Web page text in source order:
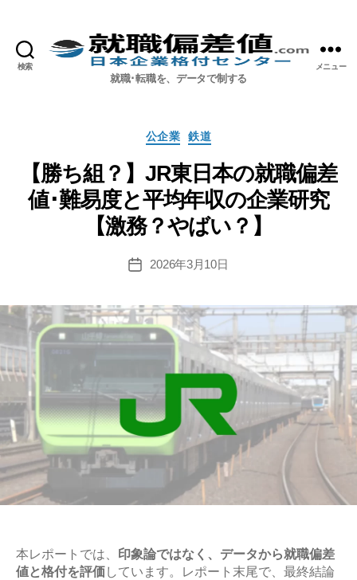
検索 就職偏差値.com【公式】
就職･転職を、データで制する
メニュー
カ
ゴ
リ
ー
公企業 鉄道
【勝ち組？】JR東日本の就職偏差
値･難易度と平均年収の企業研究
【激務？やばい？】
投
2026年3月10日
本レポートでは、
印象論ではなく、データから就職偏差
値と格付を評価しています。レポート末尾で、最終結論